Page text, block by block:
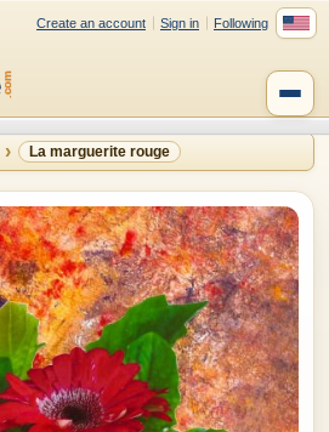
Create an account Sign in Following
La marguerite rouge